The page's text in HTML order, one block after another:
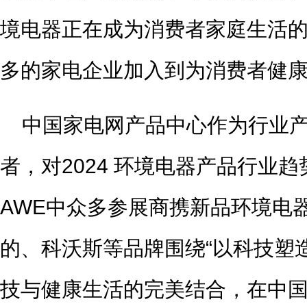
境电器正在成为消费者家庭生活
多的家电企业加入到为消费者健
中国家电网产品中心作为行业
者，对2024 环境电器产品行业
AWE中众多参展商携新品环境电
的、科沃斯等品牌围绕“以科技塑
技与健康生活的完美结合，在中